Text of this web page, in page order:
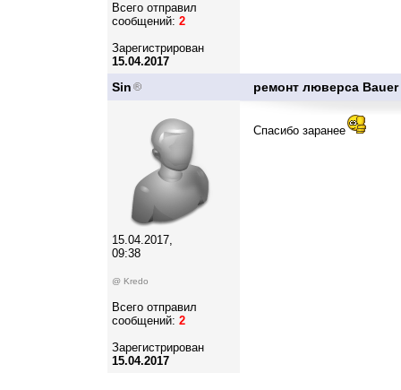
Всего отправил
сообщений: 2
Зарегистрирован
15.04.2017
Sin ремонт люверса Bauer
15.04.2017,
09:38
@ Kredo
Всего отправил
сообщений: 2
Зарегистрирован
15.04.2017
Спасибо заранее